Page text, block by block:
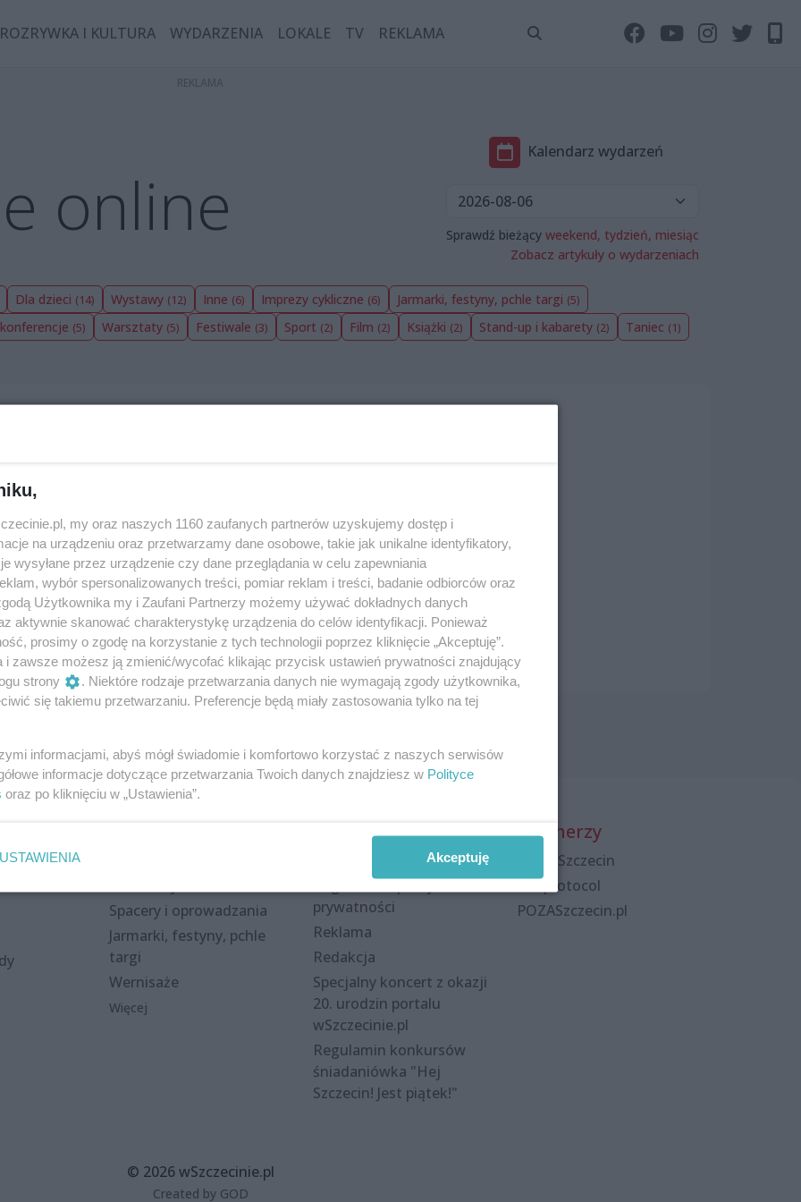
ROZRYWKA I KULTURA WYDARZENIA LOKALE TV REKLAMA
online
Kalendarz wydarzeń
Sprawdź bieżący weekend, tydzień, miesiąc
Zobacz artykuły o wydarzeniach
Dla dzieci (14) Wystawy (12) Inne (6) Imprezy cykliczne (6) Jarmarki, festyny, pchle targi (5)
(5) Warsztaty (5) Festiwale (3) Sport (2) Film (2) Książki (2) Stand-up i kabarety (2) Taniec (1)
- spróbujzmienić kategorię
Spacery i oprowadzania
Jarmarki, festyny, pchle
targi
Wernisaże
Więcej
Redakcja
Regulamin i polityka
prywatności
Reklama
Redakcja
Specjalny koncert z okazji
20. urodzin portalu
wSzczecinie.pl
Regulamin konkursów
śniadaniówka "Hej
Szczecin! Jest piątek!"
Partnerzy
Praca Szczecin
the:protocol
POZASzczecin.pl
© 2026 wSzczecinie.pl
Created by GOD
my oraz naszych 1160 zaufanych partnerów uzyskujemy dostęp i
na urządzeniu oraz przetwarzamy dane osobowe, takie jak unikalne identyfikatory,
wysyłane przez urządzenie czy dane przeglądania w celu zapewniania
wybór spersonalizowanych treści, pomiar reklam i treści, badanie odbiorców oraz
Użytkownika my i Zaufani Partnerzy możemy używać dokładnych danych
aktywnie skanować charakterystykę urządzenia do celów identyfikacji. Ponieważ
prosimy o zgodę na korzystanie z tych technologii poprzez kliknięcie „Akceptuję”.
i zawsze możesz ją zmienić/wycofać klikając przycisk ustawień prywatności znajdujący
strony
. Niektóre rodzaje przetwarzania danych nie wymagają zgody użytkownika,
się takiemu przetwarzaniu. Preferencje będą miały zastosowania tylko na tej
informacjami, abyś mógł świadomie i komfortowo korzystać z naszych serwisów
informacje dotyczące przetwarzania Twoich danych znajdziesz w Polityce
oraz po kliknięciu w „Ustawienia”.
USTAWIENIA Akceptuję